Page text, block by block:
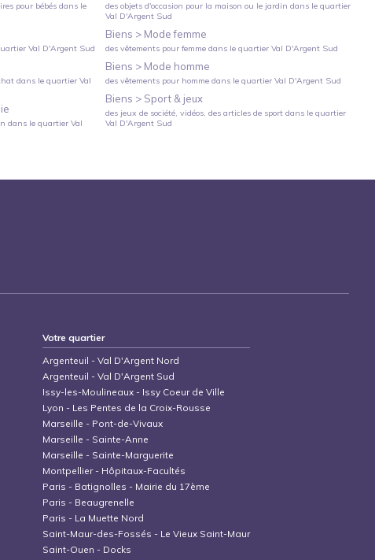
pour bébésdans le
Val D'Argent Sud
dans le quartier Val
dans le quartier Val
des objets d'occasion pour la maison ou le jardin dans le quartier
Val D'Argent Sud
Biens > Mode femme
des vêtements pour femme dans le quartierVal D'Argent Sud
Biens > Mode homme
des vêtements pour homme dans le quartierVal D'Argent Sud
Biens > Sport & jeux
des jeux de société, vidéos, des articles de sport dans le quartier
Val D'Argent Sud
Votre quartier
Argenteuil -Val D'Argent Nord
Argenteuil -Val D'Argent Sud
Issy-les-Moulineaux - Issy Coeur de Ville
Lyon - Les Pentes de la Croix-Rousse
Marseille - Pont-de-Vivaux
Marseille - Sainte-Anne
Marseille - Sainte-Marguerite
Montpellier- Hôpitaux-Facultés
Paris - Batignolles - Mairie du 17ème
Paris - Beaugrenelle
Paris - La Muette Nord
Saint-Maur-des-Fossés - Le Vieux Saint-Maur
Saint-Ouen - Docks